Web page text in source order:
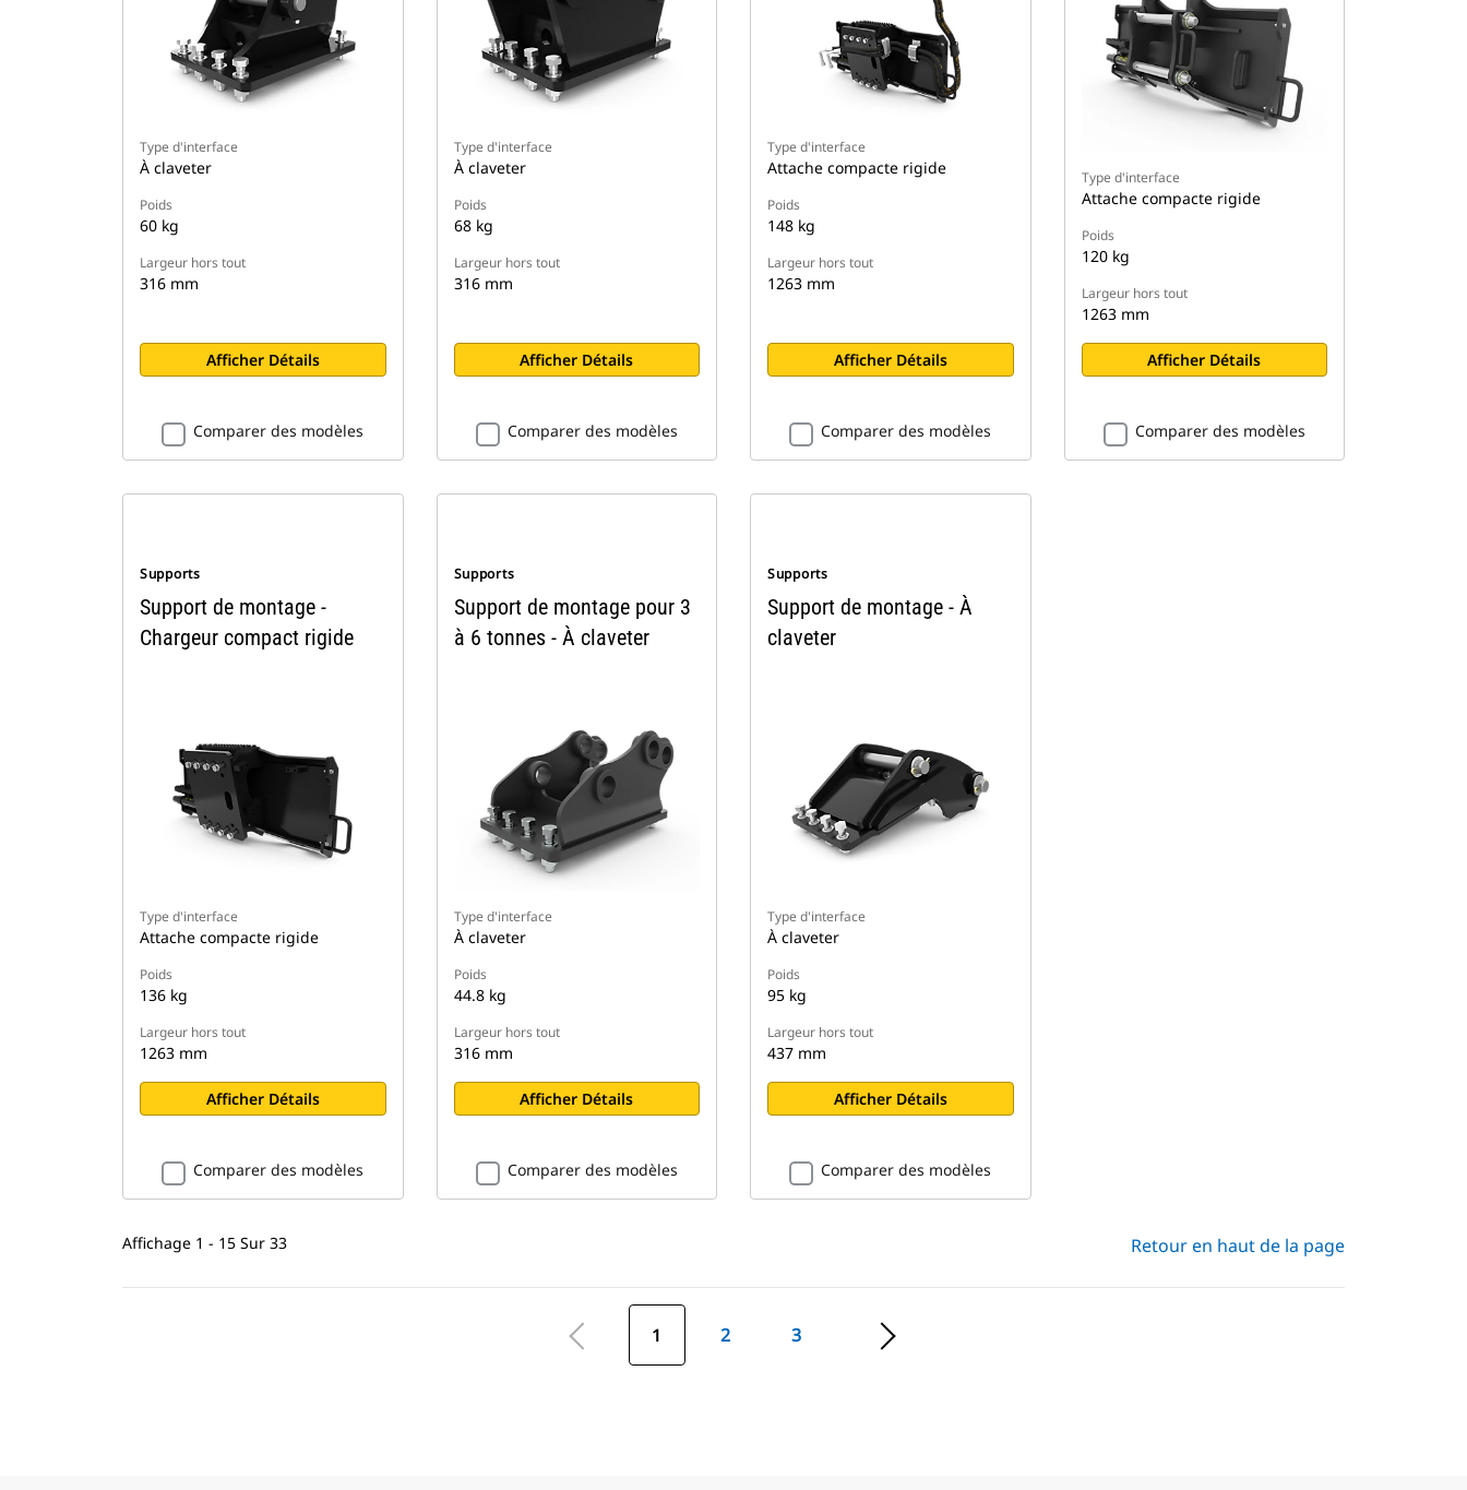
Type d'interface
À claveter
Poids
60 kg
Largeur hors tout
316 mm
Afficher Détails
Comparer des modèles
Type d'interface
À claveter
Poids
68 kg
Largeur hors tout
316 mm
Afficher Détails
Comparer des modèles
Type d'interface
Attache compacte rigide
Poids
148 kg
Largeur hors tout
1263 mm
Afficher Détails
Comparer des modèles
Type d'interface
Attache compacte rigide
Poids
120 kg
Largeur hors tout
1263 mm
Afficher Détails
Comparer des modèles
Supports
Support de montage -
Chargeur compact rigide
Type d'interface
Attache compacte rigide
Poids
136 kg
Largeur hors tout
1263 mm
Afficher Détails
Comparer des modèles
Supports
Support de montage pour 3
à 6 tonnes - À claveter
Type d'interface
À claveter
Poids
44.8 kg
Largeur hors tout
316 mm
Afficher Détails
Comparer des modèles
Supports
Support de montage - À
claveter
Type d'interface
À claveter
Poids
95 kg
Largeur hors tout
437 mm
Afficher Détails
Comparer des modèles
Affichage 1 - 15 Sur 33 Retour en haut de la page
1 2 3